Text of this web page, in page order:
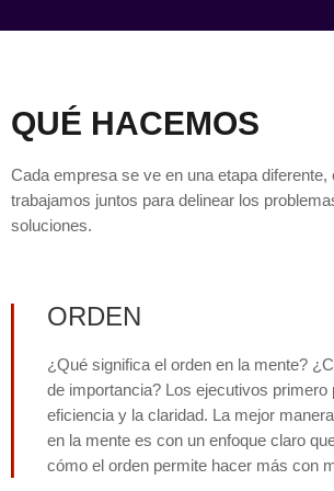
QUÉ HACEMOS
Cada empresa se ve en una etapa diferente,
trabajamos juntos para delinear los
soluciones.
ORDEN
¿Qué significa el orden en la mente?
de importancia? Los ejecutivos primero
eficiencia y la claridad. La mejor
en la mente es con un enfoque claro
cómo el orden permite hacer más con